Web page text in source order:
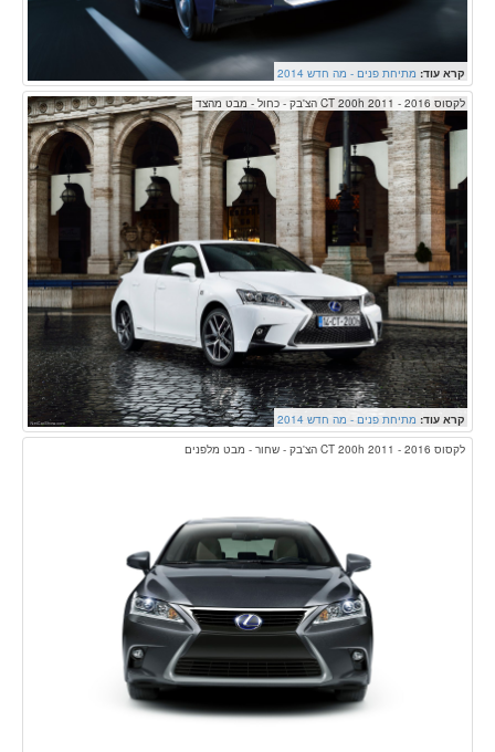
קרא עוד: מתיחת פנים - מה חדש 2014
לקסוס CT 200h 2011 - 2016 הצ'בק - כחול - מבט מהצד
קרא עוד: מתיחת פנים - מה חדש 2014
לקסוס CT 200h 2011 - 2016 הצ'בק - שחור - מבט מלפנים